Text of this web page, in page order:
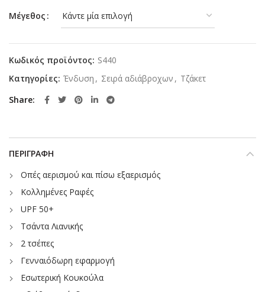
Μέγεθος
Κωδικός προϊόντος: S440
Κατηγορίες: Ένδυση , Σειρά αδιάβροχων , Τζάκετ
Share
ΠΕΡΙΓΡΑΦΉ
Οπές αερισμού και πίσω εξαερισμός
Κολλημένες Ραφές
UPF 50+
Τσάντα Λιανικής
2 τσέπες
Γενναιόδωρη εφαρμογή
Εσωτερική Κουκούλα